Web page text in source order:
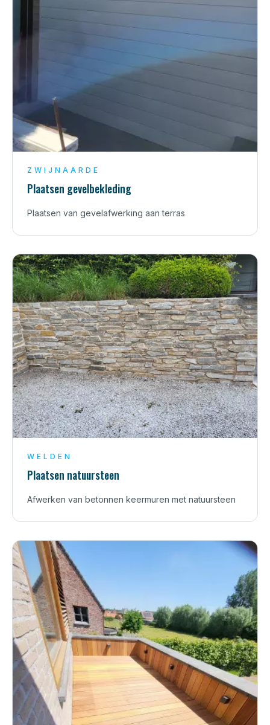
ZWIJNAARDE
Plaatsen gevelbekleding
Plaatsen van gevelafwerking aan terras
WELDEN
Plaatsen natuursteen
Afwerken van betonnen keermuren met natuursteen